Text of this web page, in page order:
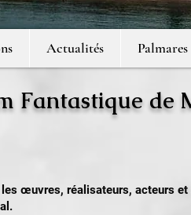
Fantastique de
œuvres, réalisateurs, acteurs
Actualités Palmares